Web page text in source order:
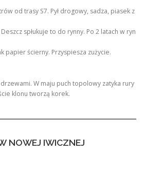
od trasy S7. Pył drogowy, sadza, piasek z
spłukuje to do rynny. Po 2 latach w ryn
papier ścierny. Przyspiesza zużycie.
W maju puch topolowy zatyka rury
klonu tworzą korek.
NOWEJ IWICZNEJ